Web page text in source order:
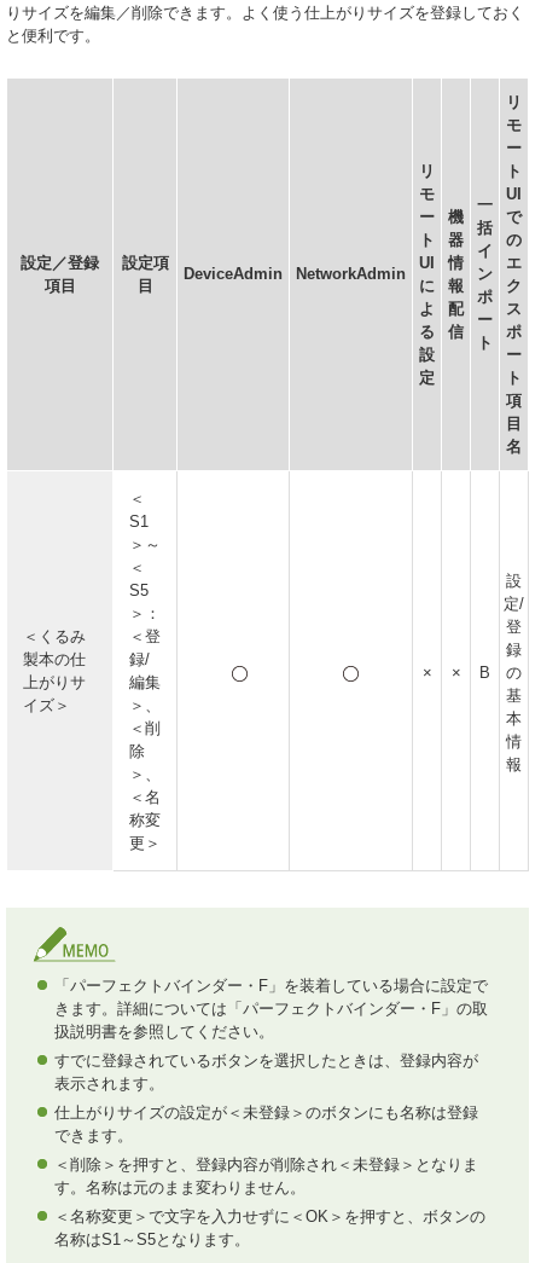
りサイズを編集／削除できます。よく使う仕上がりサイズを登録しておく
と便利です。
設定／登録
項目
設定項
目
DeviceAdmin NetworkAdmin
リ
モ
ー
ト
UI
に
よ
る
設
定
機
器
情
報
配
信
一
括
イ
ン
ポ
ー
ト
リ
モ
ー
ト
UI
で
の
エ
ク
ス
ポ
ー
ト
項
目
名
＜くるみ
製本の仕
上がりサ
イズ＞
＜
S1
＞～
＜
S5
＞：
＜登
録/
編集
＞、
＜削
除
＞、
＜名
称変
更＞
× × B
設
定/
登
録
の
基
本
情
報
「パーフェクトバインダー・F」を装着している場合に設定で
きます。詳細については「パーフェクトバインダー・F」の取
扱説明書を参照してください。
すでに登録されているボタンを選択したときは、登録内容が
表示されます。
仕上がりサイズの設定が＜未登録＞のボタンにも名称は登録
できます。
＜削除＞を押すと、登録内容が削除され＜未登録＞となりま
す。名称は元のまま変わりません。
＜名称変更＞で文字を入力せずに＜OK＞を押すと、ボタンの
名称はS1～S5となります。